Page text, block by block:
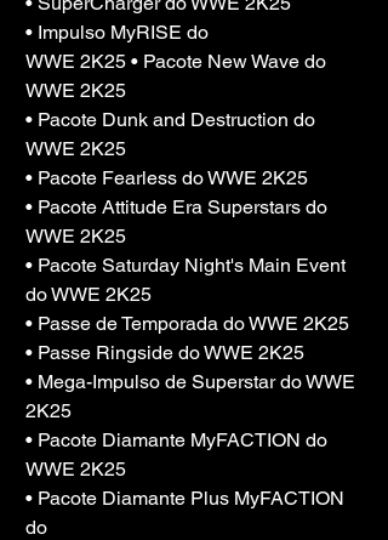
• Impulso MyRISE do
WWE 2K25 • Pacote New Wave do
WWE 2K25
• Pacote Dunk and Destruction do
WWE 2K25
• Pacote Fearless do WWE 2K25
• Pacote Attitude Era Superstars do
WWE 2K25
• Pacote Saturday Night's Main Event
do WWE 2K25
• Passe de Temporada do WWE 2K25
• Passe Ringside do WWE 2K25
• Mega-Impulso de Superstar do WWE
2K25
• Pacote Diamante MyFACTION do
WWE 2K25
• Pacote Diamante Plus MyFACTION
do